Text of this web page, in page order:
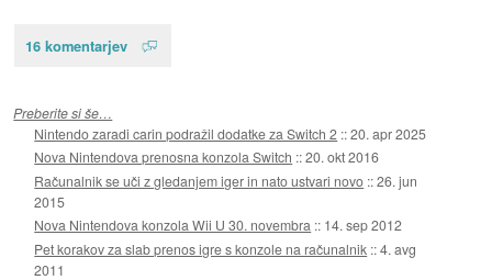
16 komentarjev
Preberite si še…
Nintendo zaradi carin podražil dodatke za Switch 2 ::20. apr 2025
Nova Nintendova prenosna konzola Switch ::20. okt 2016
Računalnik se uči z gledanjem iger in nato ustvari novo ::26. jun
2015
Nova Nintendova konzola Wii U 30. novembra :: 14. sep 2012
Pet korakov za slab prenos igre s konzole na računalnik ::4. avg
2011